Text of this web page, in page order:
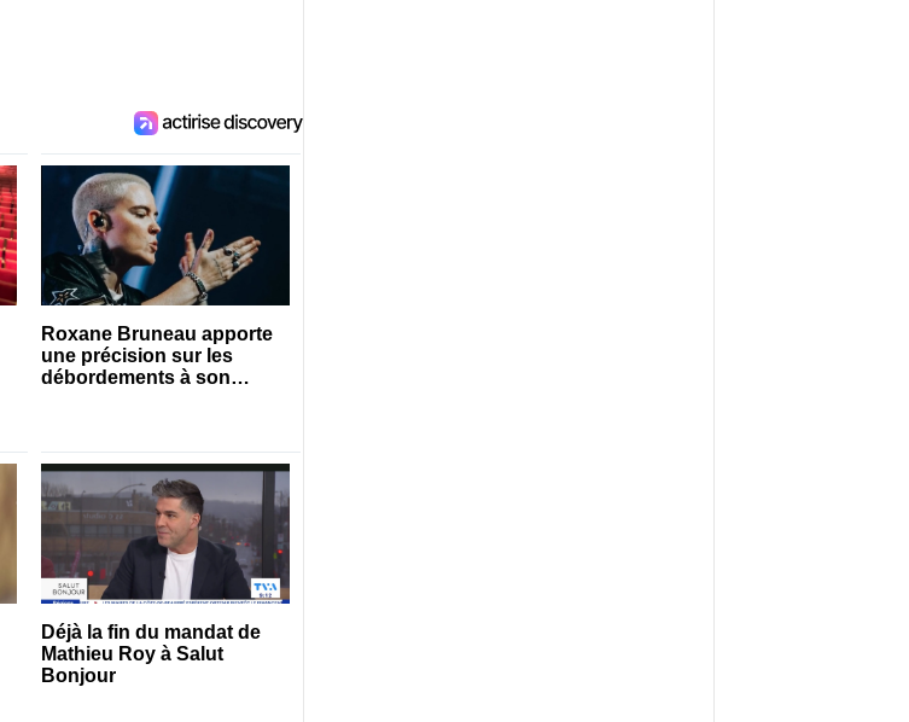
Roxane Bruneau apporte
une précision sur les
débordements à son
Déjà la fin du mandat de
Mathieu Roy à Salut
Bonjour